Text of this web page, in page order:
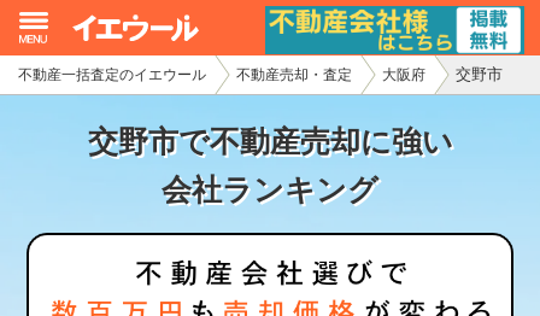
不動産一括査定のイエウール 不動産売却・査定 大阪府 交野市
交野市で不動産売却に強い
会社ランキング
イエウール加盟希望の不動産会社様
初めての方へ
不動産の売却・一括査定